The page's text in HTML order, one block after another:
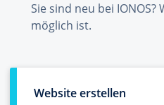
Sie sind neu bei IONOS?
möglich ist.
Website erstellen